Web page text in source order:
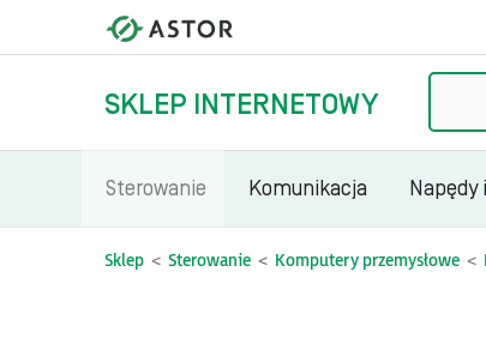
SKLEP INTERNETOWY
Sterowanie Komunikacja
Sklep Sterowanie Komputery przemysłowe